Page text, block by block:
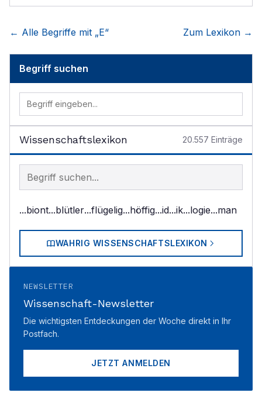
← Alle Begriffe mit „E“ Zum Lexikon →
Begriff suchen
Wissenschaftslexikon 20.557 Einträge
Begriff im Lexikon suchen
...biont...blütler...flügelig...höffig...id...ik...logie...man
WAHRIG WISSENSCHAFTSLEXIKON
NEWSLETTER
Wissenschaft-Newsletter
Die wichtigsten Entdeckungen der Woche direkt in Ihr
Postfach.
JETZT ANMELDEN